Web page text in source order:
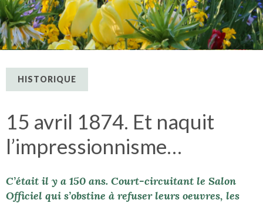
HISTORIQUE
15 avril 1874. Et naquit
l’impressionnisme…
C’était il y a 150 ans. Court-circuitant le Salon
Officiel qui s’obstine à refuser leurs oeuvres, les